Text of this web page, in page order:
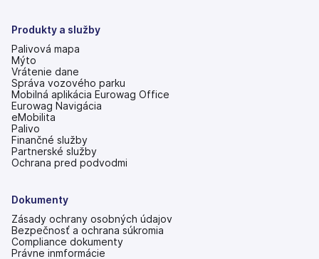
Produkty a služby
Palivová mapa
Mýto
Vrátenie dane
Správa vozového parku
Mobilná aplikácia Eurowag Office
Eurowag Navigácia
eMobilita
Palivo
Finančné služby
Partnerské služby
Ochrana pred podvodmi
Dokumenty
Zásady ochrany osobných údajov
Bezpečnosť a ochrana súkromia
Compliance dokumenty
Právne inmformácie